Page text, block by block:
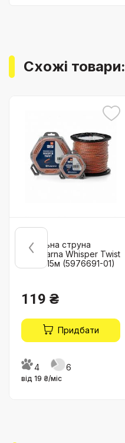
Схожі товари:
Косильна струна
Husqvarna Whisper Twist
1,5м x 15м (5976691-01)
119 ₴
Придбати
4 6
від 19 ₴/міс